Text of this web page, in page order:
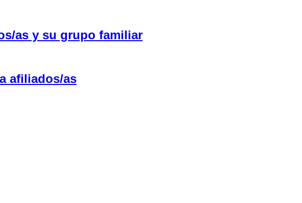
as y su grupo familiar
afiliados/as